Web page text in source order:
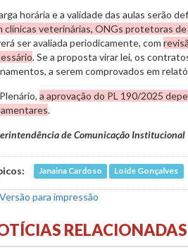
horária e a validade das aulas serão
clínicas veterinárias, ONGs protetoras
ser avaliada periodicamente, com
. Se a proposta virar lei, os
a serem comprovados em
a aprovação do PL 190/2025
.
de Comunicação Institucional
Janaina Cardoso Loíde Gonçalves
Versão para impressão
RELACIONADAS